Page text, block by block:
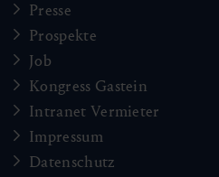
Presse
Prospekte
Job
Kongress Gastein
Intranet Vermieter
Impressum
Datenschutz